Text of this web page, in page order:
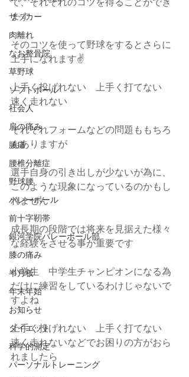
サッカー
肉離れ
なお整骨院
草野球
ソフトボール
社会人
肩の痛み
腰痛
腰椎分離症
野球腰
バレーボール
前十字靭帯
銀河学院バレーボール部
膝の痛み
半月板
年末年始
お知らせ
ダイエット
科学的測定
パーソナルトレーニング
で、それぞれのコツを得ることができ
ます
そのコツを使って野球をするとさらに
上手になれます✌️
上手く投げれない　上手く打てない
速く走れない
それぞれフォームなどの問題ももちろ
んありますが
選手自身の引き出しが少ないが為に、
このような現象になっているのかもし
れません
成長期の段階では将来を見据えた様々
な経験をさせる事が重要です
小学生　中学生チャンピオンになる為
だけに練習をしているわけじゃないで
すよね
上手く投げれない　上手く打てない
速く走れないなどでお困りの方がおら
れましたら